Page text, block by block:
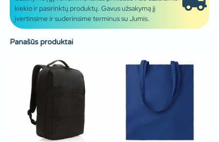
kiekio ir pasirinktų produktų. Gavus užsakymą jį
įvertinsime ir suderinsime terminus su Jumis.
Panašūs produktai